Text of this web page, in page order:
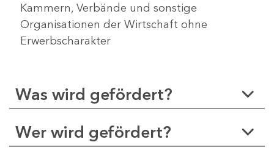
Kammern, Verbände und sonstige
Organisationen der Wirtschaft ohne
Erwerbscharakter
Was wird gefördert?
Wer wird gefördert?